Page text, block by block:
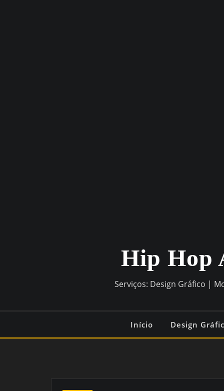
Hip Hop
Serviços: Design Gráfico |
Início Design